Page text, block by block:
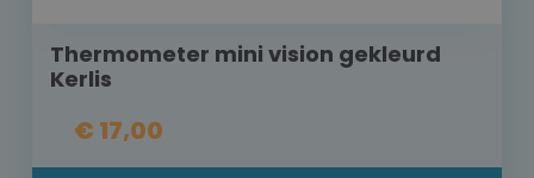
Thermometer mini vision gekleurd
Kerlis
€ 17,00